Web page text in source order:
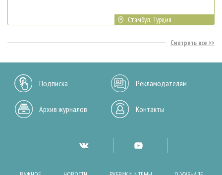
Стамбул, Турция
Смотреть все
Подписка Рекламодателям
Архив журналов Контакты